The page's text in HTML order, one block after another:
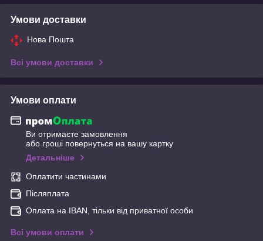
Умови доставки
Нова Пошта
Всі умови доставки
Умови оплати
Ви отримаєте замовлення
або гроші повернуться на вашу картку
Детальніше
Оплатити частинами
Післяплата
Оплата на IBAN, тільки від приватної особи
Всі умови оплати